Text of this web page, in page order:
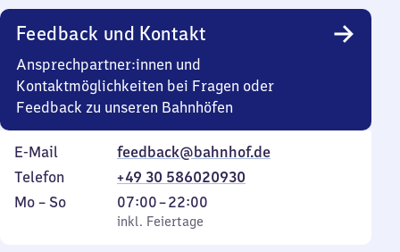
Uhr
Feedback und Kontakt
Ansprechpartner:innen und
Kontaktmöglichkeiten bei Fragen oder
Feedback zu unseren Bahnhöfen
E-Mail
feedback@bahnhof.de
Telefon
+49 30 586020930
Montag
Mo – So,
inkl. Feiertage
07:00–22:00
Von
7
inkl. Feiertage